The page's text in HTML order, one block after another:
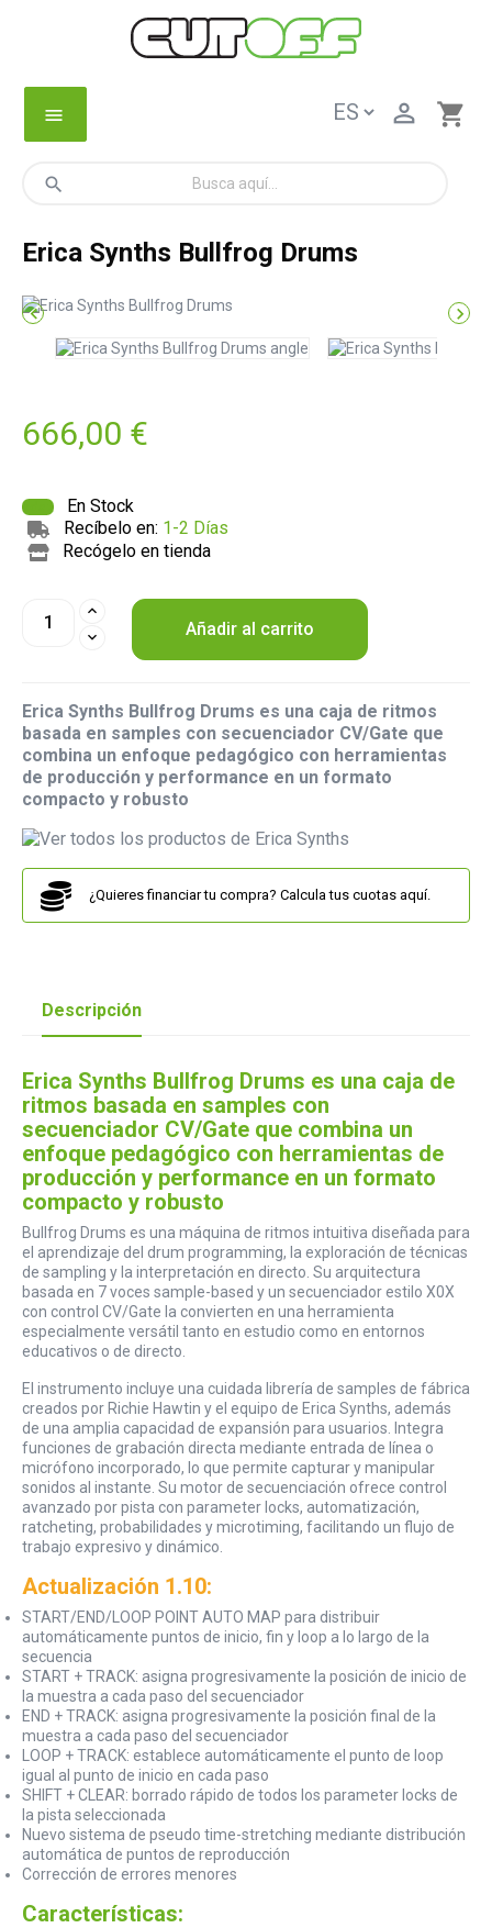
menu shopping_cart

search
Erica Synths Bullfrog Drums
 
666,00 €
En Stock
Recíbelo en: 1-2 Días
Recógelo en tienda
Añadir al carrito
Erica Synths Bullfrog Drums es una caja de ritmos
basada en samples con secuenciador CV/Gate que
combina un enfoque pedagógico con herramientas
de producción y performance en un formato
compacto y robusto
¿Quieres financiar tu compra? Calcula tus cuotas aquí.
Descripción
Erica Synths Bullfrog Drums es una caja de
ritmos basada en samples con
secuenciador CV/Gate que combina un
enfoque pedagógico con herramientas de
producción y performance en un formato
compacto y robusto
Bullfrog Drums es una máquina de ritmos intuitiva diseñada para
el aprendizaje del drum programming, la exploración de técnicas
de sampling y la interpretación en directo. Su arquitectura
basada en 7 voces sample-based y un secuenciador estilo X0X
con control CV/Gate la convierten en una herramienta
especialmente versátil tanto en estudio como en entornos
educativos o de directo.
El instrumento incluye una cuidada librería de samples de fábrica
creados por Richie Hawtin y el equipo de Erica Synths, además
de una amplia capacidad de expansión para usuarios. Integra
funciones de grabación directa mediante entrada de línea o
micrófono incorporado, lo que permite capturar y manipular
sonidos al instante. Su motor de secuenciación ofrece control
avanzado por pista con parameter locks, automatización,
ratcheting, probabilidades y microtiming, facilitando un flujo de
trabajo expresivo y dinámico.
Actualización 1.10:
START/END/LOOP POINT AUTO MAP para distribuir
automáticamente puntos de inicio, fin y loop a lo largo de la
secuencia
START + TRACK: asigna progresivamente la posición de inicio de
la muestra a cada paso del secuenciador
END + TRACK: asigna progresivamente la posición final de la
muestra a cada paso del secuenciador
LOOP + TRACK: establece automáticamente el punto de loop
igual al punto de inicio en cada paso
SHIFT + CLEAR: borrado rápido de todos los parameter locks de
la pista seleccionada
Nuevo sistema de pseudo time-stretching mediante distribución
automática de puntos de reproducción
Corrección de errores menores
Características: